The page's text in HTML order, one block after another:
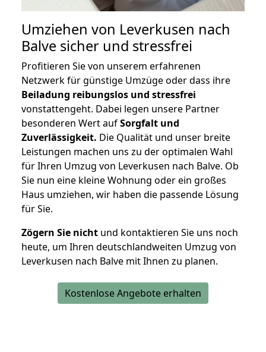
Umziehen von Leverkusen nach
Balve sicher und stressfrei
Profitieren Sie von unserem erfahrenen
Netzwerk für günstige Umzüge oder dass ihre
Beiladung reibungslos und stressfrei
vonstattengeht. Dabei legen unsere Partner
besonderen Wert aufSorgfalt und
Zuverlässigkeit. Die Qualität und unser breite
Leistungen machen uns zu der optimalen Wahl
für Ihren Umzug von Leverkusen nach Balve. Ob
Sie nun eine kleine Wohnung oder ein großes
Haus umziehen, wir haben die passende Lösung
für Sie.
Zögern Sie nicht und kontaktieren Sie uns noch
heute, um Ihren deutschlandweiten Umzug von
Leverkusen nach Balve mit Ihnen zu planen.
Kostenlose Angebote erhalten